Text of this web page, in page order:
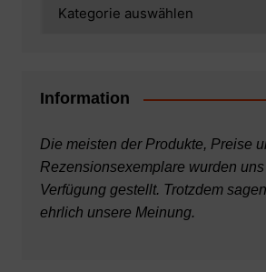
Information
Die meisten der Produkte, Preise
Rezensionsexemplare wurden
Verfügung gestellt. Trotzdem
ehrlich unsere Meinung.